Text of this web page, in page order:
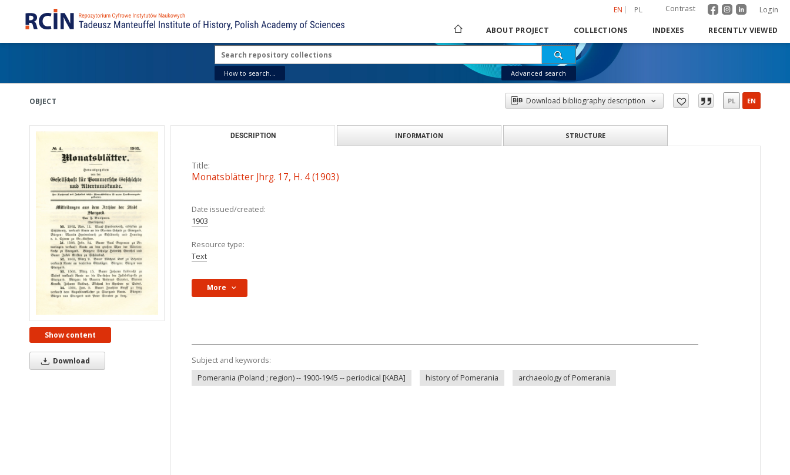
EN PL Contrast Login
ABOUT PROJECT COLLECTIONS INDEXES RECENTLY VIEWED
How to search... Advanced search
OBJECT Download bibliography description PL EN
Show content
Download
DESCRIPTION INFORMATION STRUCTURE
Title:
Monatsblätter Jhrg. 17, H. 4 (1903)
Date issued/created:
1903
Resource type:
Text
More
Subject and keywords:
Pomerania (Poland ; region) -- 1900-1945 -- periodical [KABA]
history of Pomerania archaeology of Pomerania